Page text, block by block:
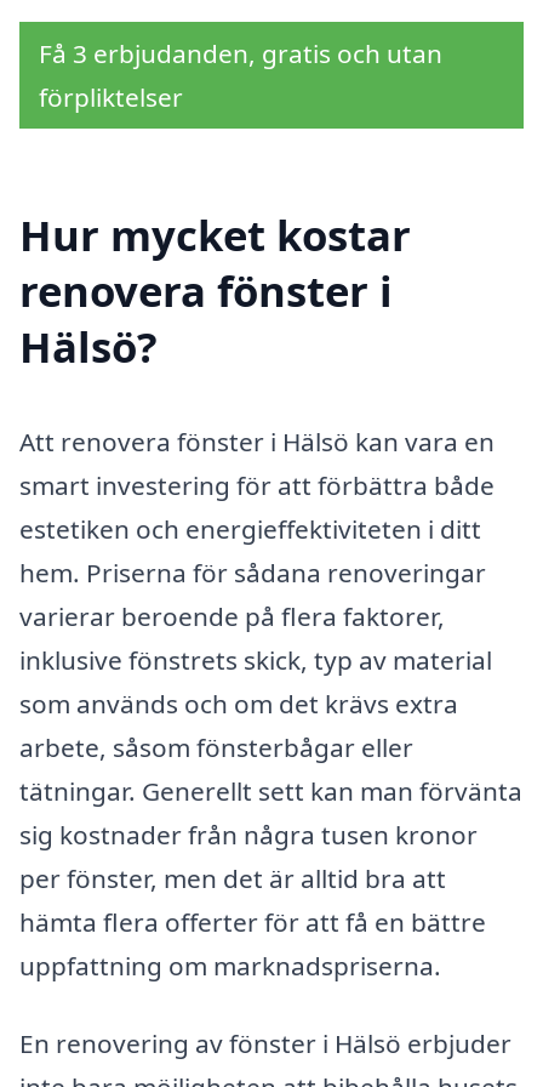
Få 3 erbjudanden, gratis och utan
förpliktelser
Hur mycket kostar
renovera fönster i
Hälsö?
Att renovera fönster i Hälsö kan vara en
smart investering för att förbättra både
estetiken och energieffektiviteten i ditt
hem. Priserna för sådana renoveringar
varierar beroende på flera faktorer,
inklusive fönstrets skick, typ av material
som används och om det krävs extra
arbete, såsom fönsterbågar eller
tätningar. Generellt sett kan man förvänta
sig kostnader från några tusen kronor
per fönster, men det är alltid bra att
hämta flera offerter för att få en bättre
uppfattning om marknadspriserna.
En renovering av fönster i Hälsö erbjuder